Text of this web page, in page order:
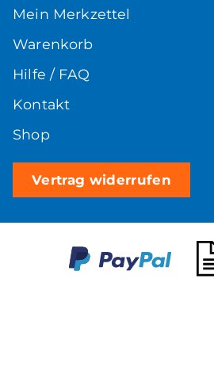
Mein Merkzettel
Warenkorb
Hilfe / FAQ
Kontakt
Shop
Vertrag widerrufen